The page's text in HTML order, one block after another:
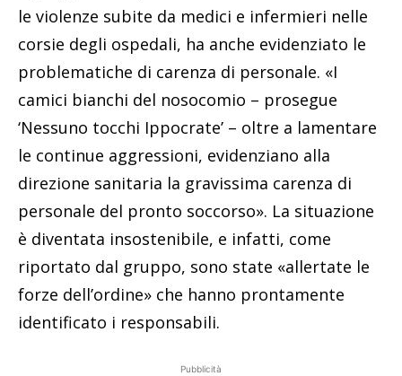
Il monastero delle oblate (ph. Salvatore Paternoster)
Il monastero delle oblate (ph. Salvatore Paternoster)
le violenze subite da medici e infermieri nelle
corsie degli ospedali, ha anche evidenziato le
problematiche di carenza di personale. «I
camici bianchi del nosocomio – prosegue
‘Nessuno tocchi Ippocrate’ – oltre a lamentare
le continue aggressioni, evidenziano alla
direzione sanitaria la gravissima carenza di
personale del pronto soccorso». La situazione
è diventata insostenibile, e infatti, come
riportato dal gruppo, sono state «allertate le
forze dell’ordine» che hanno prontamente
identificato i responsabili.
Pubblicità